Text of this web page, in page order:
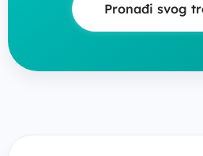
Pronađi svog